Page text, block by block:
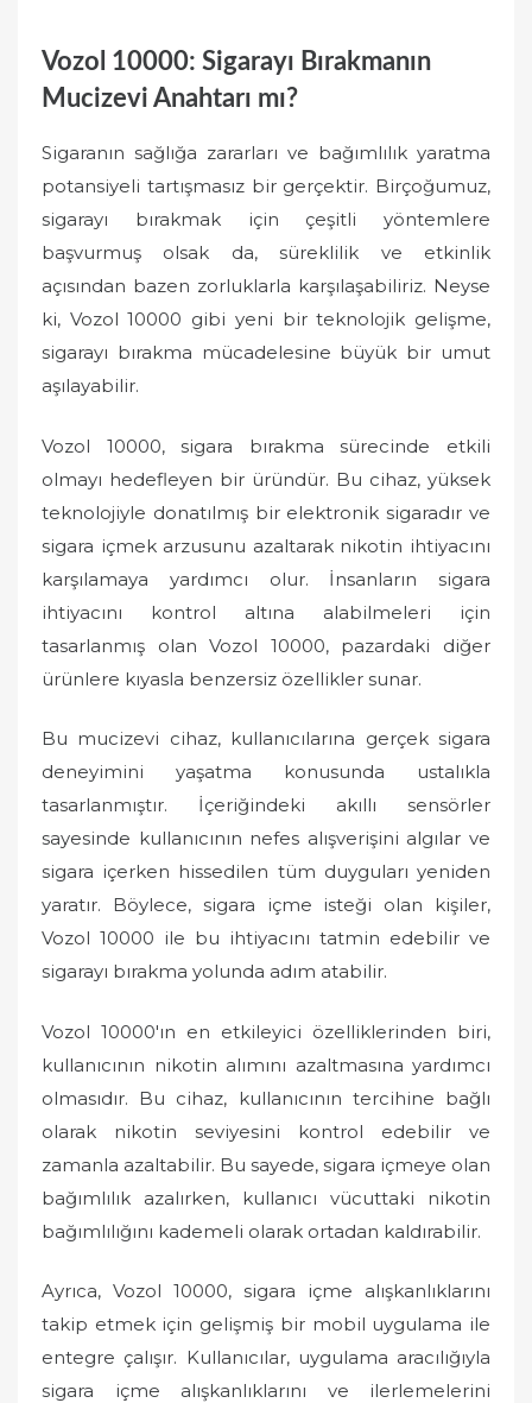
Vozol 10000: Sigarayı Bırakmanın
Mucizevi Anahtarı mı?
Sigaranın sağlığa zararları ve bağımlılık yaratma
potansiyeli tartışmasız bir gerçektir. Birçoğumuz,
sigarayı bırakmak için çeşitli yöntemlere
başvurmuş olsak da, süreklilik ve etkinlik
açısından bazen zorluklarla karşılaşabiliriz. Neyse
ki, Vozol 10000 gibi yeni bir teknolojik gelişme,
sigarayı bırakma mücadelesine büyük bir umut
aşılayabilir.
Vozol 10000, sigara bırakma sürecinde etkili
olmayı hedefleyen bir üründür. Bu cihaz, yüksek
teknolojiyle donatılmış bir elektronik sigaradır ve
sigara içmek arzusunu azaltarak nikotin ihtiyacını
karşılamaya yardımcı olur. İnsanların sigara
ihtiyacını kontrol altına alabilmeleri için
tasarlanmış olan Vozol 10000, pazardaki diğer
ürünlere kıyasla benzersiz özellikler sunar.
Bu mucizevi cihaz, kullanıcılarına gerçek sigara
deneyimini yaşatma konusunda ustalıkla
tasarlanmıştır. İçeriğindeki akıllı sensörler
sayesinde kullanıcının nefes alışverişini algılar ve
sigara içerken hissedilen tüm duyguları yeniden
yaratır. Böylece, sigara içme isteği olan kişiler,
Vozol 10000 ile bu ihtiyacını tatmin edebilir ve
sigarayı bırakma yolunda adım atabilir.
Vozol 10000'ın en etkileyici özelliklerinden biri,
kullanıcının nikotin alımını azaltmasına yardımcı
olmasıdır. Bu cihaz, kullanıcının tercihine bağlı
olarak nikotin seviyesini kontrol edebilir ve
zamanla azaltabilir. Bu sayede, sigara içmeye olan
bağımlılık azalırken, kullanıcı vücuttaki nikotin
bağımlılığını kademeli olarak ortadan kaldırabilir.
Ayrıca, Vozol 10000, sigara içme alışkanlıklarını
takip etmek için gelişmiş bir mobil uygulama ile
entegre çalışır. Kullanıcılar, uygulama aracılığıyla
sigara içme alışkanlıklarını ve ilerlemelerini